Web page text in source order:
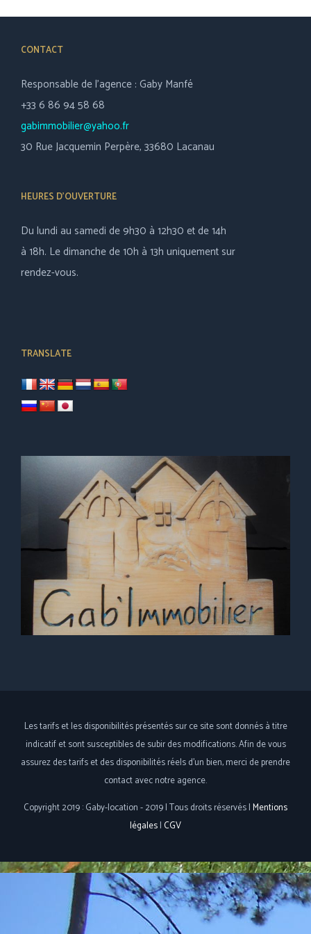
CONTACT
Responsable de l’agence : Gaby Manfé
+33 6 86 94 58 68
gabimmobilier@yahoo.fr
30 Rue Jacquemin Perpère, 33680 Lacanau
HEURES D’OUVERTURE
Du lundi au samedi de 9h30 à 12h30 et de 14h
à 18h. Le dimanche de 10h à 13h uniquement sur
rendez-vous.
TRANSLATE
Les tarifs et les disponibilités présentés sur ce site sont donnés à titre
indicatif et sont susceptibles de subir des modifications. Afin de vous
assurez des tarifs et des disponibilités réels d'un bien, merci de prendre
contact avec notre agence.
Copyright 2019 : Gaby-location - 2019 | Tous droits réservés |Mentions
légales| CGV